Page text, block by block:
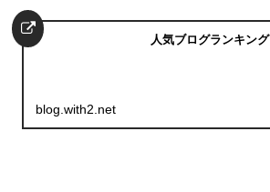
人気ブログランキング
blog.with2.net